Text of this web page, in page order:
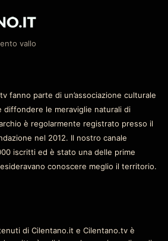
vallo
fanno parte di un’associazione culturale
diffondere le meraviglie naturali di
è regolarmente registrato presso il
nel 2012. Il nostro canale
iscritti ed è stato una delle prime
conoscere meglio il territorio.
di Cilentano.it e Cilentano.tv è